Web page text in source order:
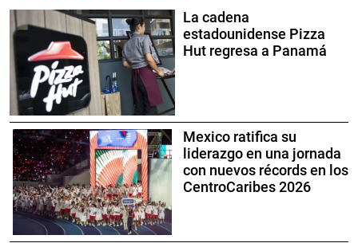
La cadena
estadounidense Pizza
Hut regresa a Panamá
Mexico ratifica su
liderazgo en una jornada
con nuevos récords en los
CentroCaribes 2026